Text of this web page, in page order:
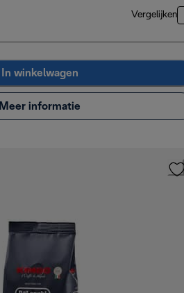
Vergelijken
In winkelwagen
Meer informatie